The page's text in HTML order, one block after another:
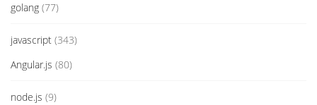
golang (77)
javascript (343)
Angular.js (80)
node.js (9)